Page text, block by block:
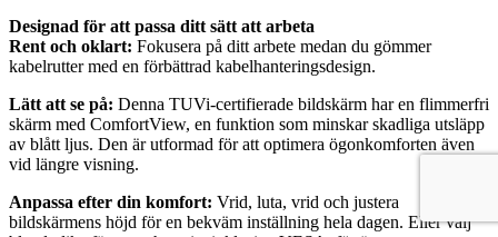
Designad för att passa ditt sätt att arbeta
Rent och oklart: Fokusera på ditt arbete medan du gömmer
kabelrutter med en förbättrad kabelhanteringsdesign.
Lätt att se på: Denna TUVi-certifierade bildskärm har en flimmerfri
skärm med ComfortView, en funktion som minskar skadliga utsläpp
av blått ljus. Den är utformad för att optimera ögonkomforten även
vid längre visning.
Anpassa efter din komfort: Vrid, luta, vrid och justera
bildskärmens höjd för en bekväm inställning hela dagen. Eller välj